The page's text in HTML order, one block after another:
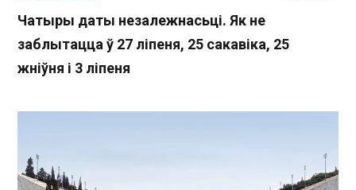
Чатыры даты незалежнасьці. Як не
заблытацца ў 27 ліпеня, 25 сакавіка, 25
жніўня і 3 ліпеня